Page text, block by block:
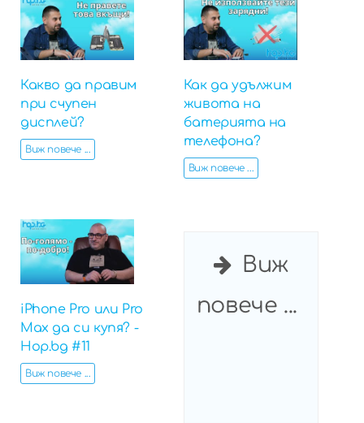
Какво да правим
при счупен
дисплей?
Виж повече ...
Как да удължим
живота на
батерията на
телефона?
Виж повече ...
iPhone Pro или Pro
Max да си купя? -
Hop.bg #11
Виж повече ...
Виж
повече ...